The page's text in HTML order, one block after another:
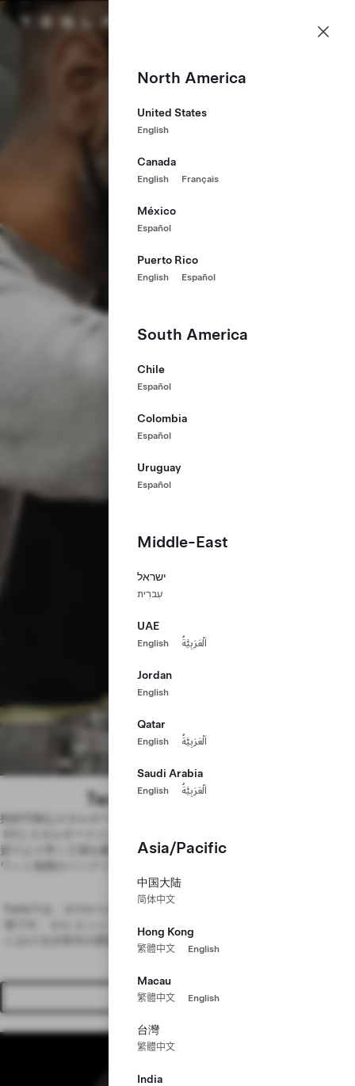
Teslaホームページ
North America
United States
English
Canada
English Français
México
Español
Puerto Rico
English Español
South America
Chile
Español
Colombia
Español
Uruguay
Español
Middle-East
ישראל
עִברִית
UAE
English اَلْعَرَبِيَّةُ
Jordan
English
Qatar
English اَلْعَرَبِيَّةُ
Saudi Arabia
English اَلْعَرَبِيَّةُ
Asia/Pacific
中国大陆
简体中文
Hong Kong
繁體中文 English
Macau
繁體中文 English
台灣
繁體中文
India
セルチームに参加
超豊かな世界を創る
Tera is the New Giga
持続可能なエネルギーへの移行を実現するためには、より手頃な価格の
資でより早く工場を建設する必要があります。その鍵となるのは、テラ
ワット規模のバッテリー生産を行い、バッテリーセルを可能な限り低価
格にすることです。
様です。セル エンジニアリング、製造、材料、設備、オペレーション
における次世代の課題を、垂直統合型のチームで一緒に解決しません
か。
チームに参加する